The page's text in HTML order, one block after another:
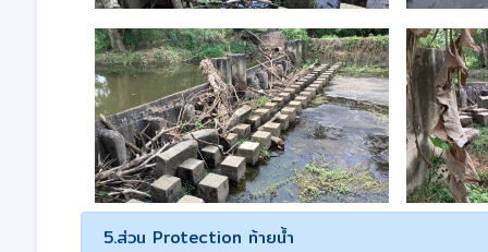
5.ส่วน Protection ท้ายน้ำ